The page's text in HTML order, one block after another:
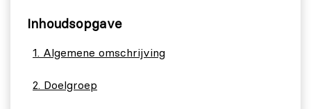
Inhoudsopgave
Algemene omschrijving
Doelgroep